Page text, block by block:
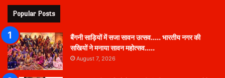
Popular Posts
बैंगनी साड़ियों में सजा सावन उत्सव….. भारतीय नगर की
सखियों ने मनाया सावन महोत्सव…..
August 7, 2026